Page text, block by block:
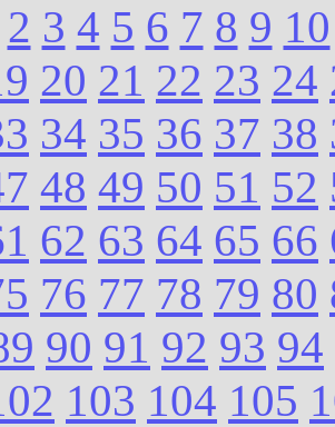
2 3 4 5 6 7 8 9 10
20 21 22 23 24
34 35 36 37 38
48 49 50 51 52
62 63 64 65 66
76 77 78 79 80
90 91 92 93 94
103 104 105